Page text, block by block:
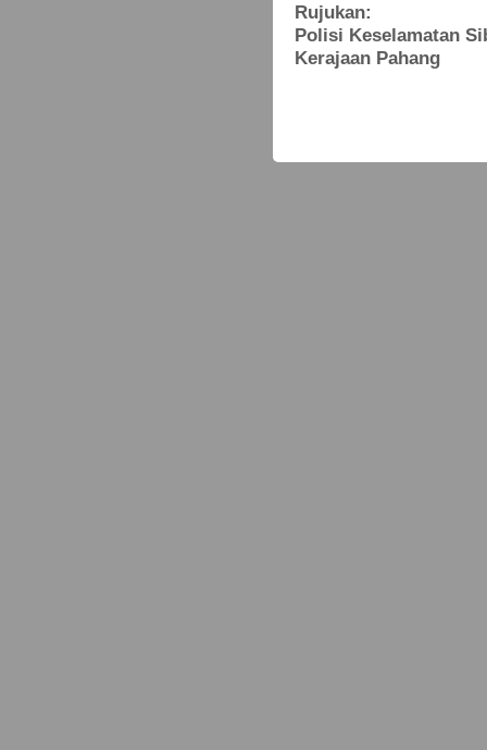
Rujukan:
Polisi Keselamatan
Kerajaan Pahang